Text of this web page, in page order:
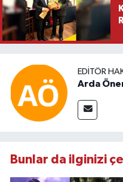
EDITÖR
Arda
Bunlar da ilginizi